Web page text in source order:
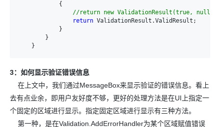
            {
//return new ValidationResult(true, null);
return ValidationResult.ValidResult;
            }
        }
    }
3：如何显示验证错误信息
在上文中，我们通过MessageBox来显示验证的错误信息。看上
去有点业余，即用户友好度不够，更好的处理方法是在UI上指定一
个固定的区域进行显示。指定固定区域进行显示有三种方法。
第一种，是在Validation.AddErrorHandler为某个区域赋值错误